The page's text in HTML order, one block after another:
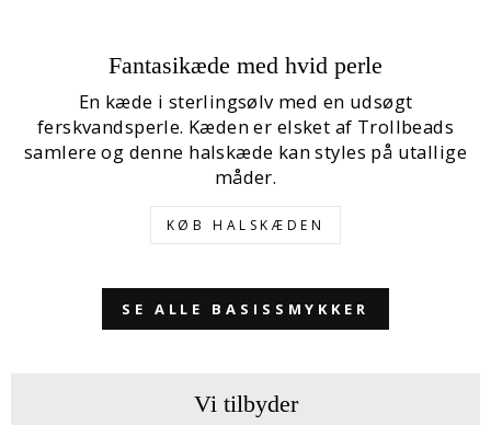
Fantasikæde med hvid perle
En kæde i sterlingsølv med en udsøgt
ferskvandsperle. Kæden er elsket af Trollbeads
samlere og denne halskæde kan styles på utallige
måder.
KØB HALSKÆDEN
SE ALLE BASISSMYKKER
Vi tilbyder